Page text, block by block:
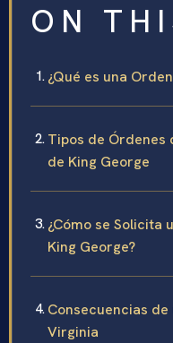
ON
¿Qué es una
Tipos de Órdenes
de King George
¿Cómo se Solicita
King George?
Consecuencias
Virginia